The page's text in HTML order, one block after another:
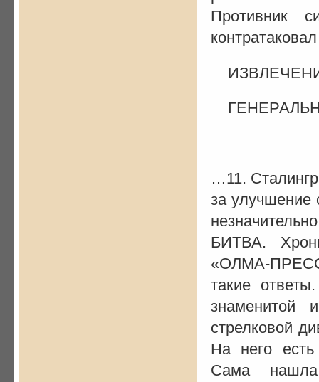
Противник
…11.
за улучшение
БИТВА.
«ОЛМА-
такие
знаменитой
стрелковой
На него есть
Сама